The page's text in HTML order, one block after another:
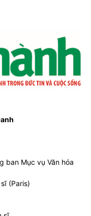
ban Mục vụ Văn hóa
(Paris)